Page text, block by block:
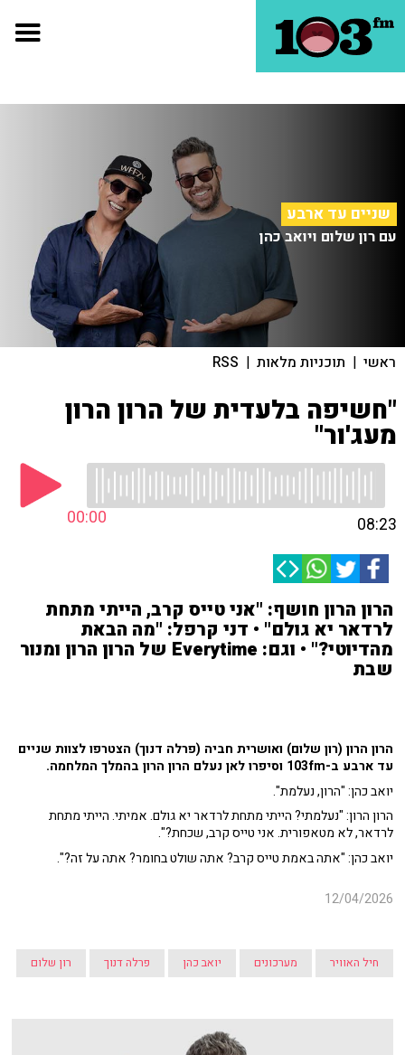
שניים עד ארבע
עם רון שלום ויואב כהן
ראשי | תוכניות מלאות |
RSS
"חשיפה בלעדית של הרון הרון
מעג'ור"
00:00 08:23
הרון הרון חושף: "אני טייס קרב, הייתי מתחת
לרדאר יא גולם" • דני קרפל: "מה הבאת
מהדיוטי?" • וגם: Everytime של הרון הרון ומנור
שבת
הרון הרון (רון שלום) ואושרית חביה (פרלה דנוך) הצטרפו לצוות שניים
עד ארבע ב-103fm וסיפרו לאן נעלם הרון הרון בהמלך המלחמה.
יואב כהן: "הרון, נעלמת".
הרון הרון: "נעלמתי? הייתי מתחת לרדאר יא גולם. אמיתי. הייתי מתחת
לרדאר, לא מטאפורית. אני טייס קרב, שכחת?".
יואב כהן: "אתה באמת טייס קרב? אתה שולט בחומר? אתה על זה?".
12/04/2026
חיל האוויר מערכונים יואב כהן פרלה דנוך רון שלום